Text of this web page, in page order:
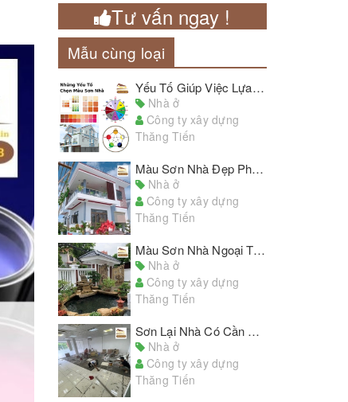
Tư vấn ngay !
Mẫu cùng loại
Yếu Tố Giúp Việc Lựa Chọn Màu Sơn Nhà Đẹp Trở Nên Dễ Dàng
Nhà ở
Công ty xây dựng
Thăng Tiến
Màu Sơn Nhà Đẹp Phòng Khách Hiện Đại Phù Hợp Với Nhiều Kiểu Nhà
Nhà ở
Công ty xây dựng
Thăng Tiến
Màu Sơn Nhà Ngoại Thất Đẹp Cho Tổ Ấm Thân Yêu Của Bạn
Nhà ở
Công ty xây dựng
Thăng Tiến
Sơn Lại Nhà Có Cần Sơn Lót Không? Những Lưu Ý Khi Sử dụng Sơn Lót
Nhà ở
Công ty xây dựng
Thăng Tiến